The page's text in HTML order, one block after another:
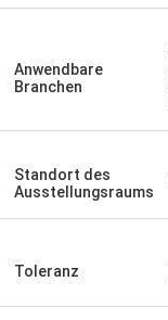
Anwendbare
Branchen
Standort des
Ausstellungsraums
Toleranz